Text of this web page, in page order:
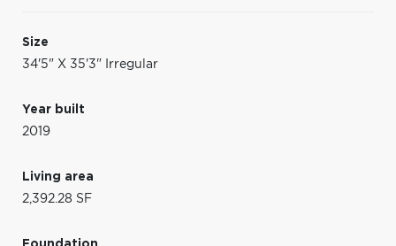
Size
34'5" X 35'3" Irregular
Year built
2019
Living area
2,392.28 SF